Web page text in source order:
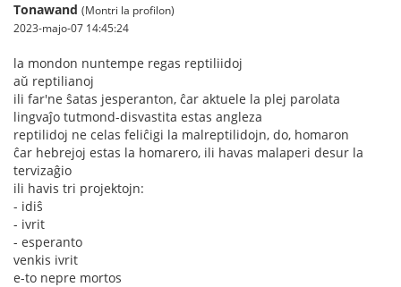
Tonawand (Montri la profilon)
2023-majo-07 14:45:24
la mondon nuntempe regas reptiliidoj
aŭ reptilianoj
ili far'ne ŝatas jesperanton, ĉar aktuele la plej parolata
lingvaĵo tutmond-disvastita estas angleza
reptilidoj ne celas feliĉigi la malreptilidojn, do, homaron
ĉar hebrejoj estas la homarero, ili havas malaperi desur la
tervizaĝio
ili havis tri projektojn:
- idiŝ
- ivrit
- esperanto
venkis ivrit
e-to nepre mortos